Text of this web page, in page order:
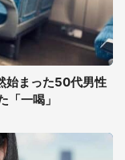
始まった50代男性
「一喝」